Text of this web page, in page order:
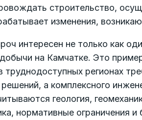
строительство,
изменения,
интересен не только как
на Камчатке. Это
труднодоступных регионах
а комплексного
геология,
нормативные ограничения